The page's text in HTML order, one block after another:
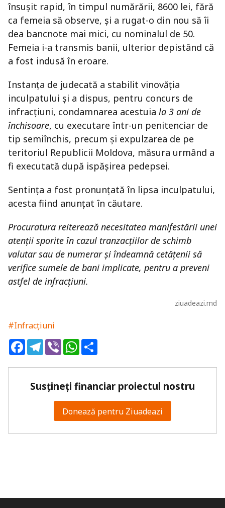
însușit rapid, în timpul numărării, 8600 lei, fără
ca femeia să observe, și a rugat-o din nou să îi
dea bancnote mai mici, cu nominalul de 50.
Femeia i-a transmis banii, ulterior depistând că
a fost indusă în eroare.
Instanța de judecată a stabilit vinovăția
inculpatului și a dispus, pentru concurs de
infracțiuni, condamnarea acestuia la 3 ani de
închisoare, cu executare într-un penitenciar de
tip semiînchis, precum și expulzarea de pe
teritoriul Republicii Moldova, măsura urmând a
fi executată după ispășirea pedepsei.
Sentința a fost pronunțată în lipsa inculpatului,
acesta fiind anunțat în căutare.
Procuratura reiterează necesitatea manifestării unei
atenții sporite în cazul tranzacțiilor de schimb
valutar sau de numerar și îndeamnă cetățenii să
verifice sumele de bani implicate, pentru a preveni
astfel de infracțiuni.
ziuadeazi.md
#Infracțiuni
FacebookTelegram
ViberWhatsApp
Susțineți financiar proiectul nostru
Donează pentru Ziuadeazi